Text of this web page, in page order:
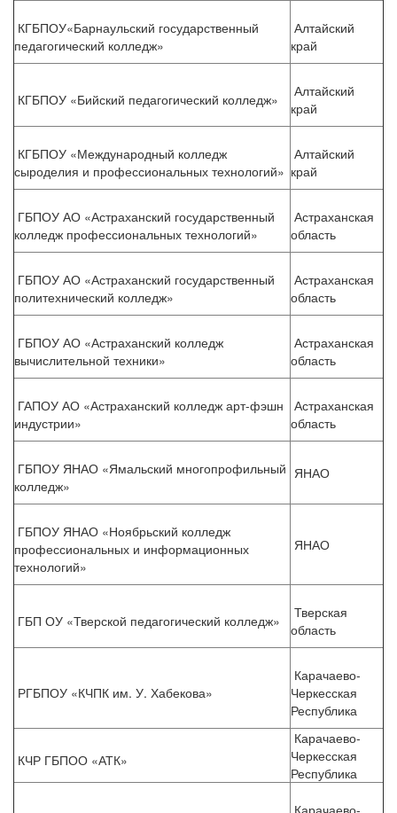
КГБПОУ«Барнаульский государственный
педагогический колледж»
Алтайский
край
КГБПОУ «Бийский педагогический колледж»
Алтайский
край
КГБПОУ «Международный колледж
сыроделия и профессиональных технологий»
Алтайский
край
ГБПОУ АО «Астраханский государственный
колледж профессиональных технологий»
Астраханская
область
ГБПОУ АО «Астраханский государственный
политехнический колледж»
Астраханская
область
ГБПОУ АО «Астраханский колледж
вычислительной техники»
Астраханская
область
ГАПОУ АО «Астраханский колледж арт-фэшн
индустрии»
Астраханская
область
ГБПОУ ЯНАО «Ямальский многопрофильный
колледж»
ЯНАО
ГБПОУ ЯНАО «Ноябрьский колледж
профессиональных и информационных
технологий»
ЯНАО
ГБП ОУ «Тверской педагогический колледж»
Тверская
область
РГБПОУ «КЧПК им. У. Хабекова»
Карачаево-
Черкесская
Республика
КЧР ГБПОО «АТК»
Карачаево-
Черкесская
Республика